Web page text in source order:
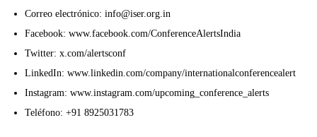
Correo electrónico: info@iser.org.in
Facebook: www.facebook.com/ConferenceAlertsIndia
Twitter: x.com/alertsconf
LinkedIn: www.linkedin.com/company/internationalconferencealert
Instagram: www.instagram.com/upcoming_conference_alerts
Teléfono: +91 8925031783